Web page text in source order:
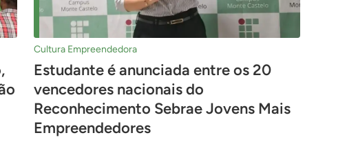
Cultura Empreendedora
Estudante é anunciada entre os 20
vencedores nacionais do
Reconhecimento Sebrae Jovens Mais
Empreendedores